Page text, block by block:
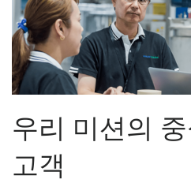
우리 미션의
고객